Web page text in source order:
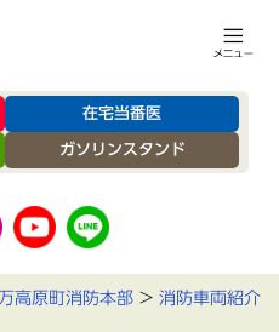
在宅当番医
ガソリンスタンド
高原町消防本部 > 消防車両紹介